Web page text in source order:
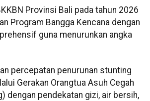
Provinsi Bali pada tahun 2026
Program Bangga Kencana dengan
guna menurunkan angka
percepatan penurunan stunting
Gerakan Orangtua Asuh Cegah
dengan pendekatan gizi, air bersih,